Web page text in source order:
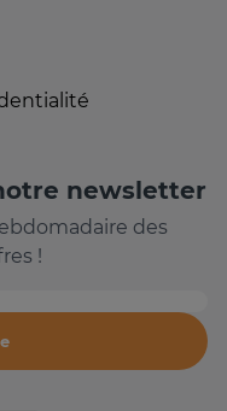
newsletter
des
!